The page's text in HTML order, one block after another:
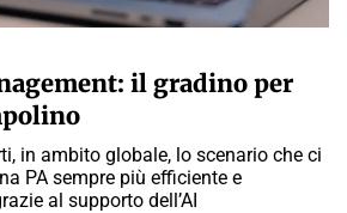
il gradino per
in ambito globale, lo scenario che ci
PA sempre più efficiente e
al supporto dell’AI